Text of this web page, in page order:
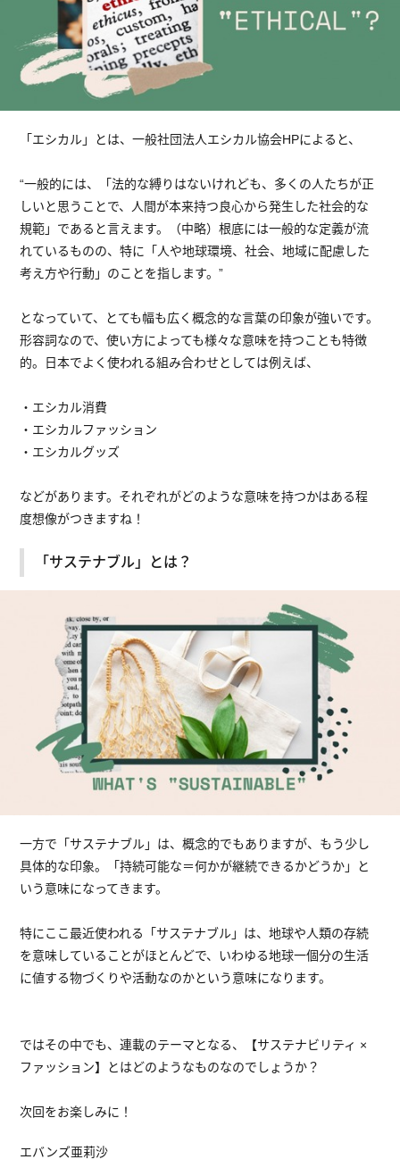
「エシカル」とは、一般社団法人エシカル協会HPによると、
“一般的には、「法的な縛りはないけれども、多くの人たちが正
しいと思うことで、人間が本来持つ良心から発生した社会的な
規範」であると言えます。（中略）根底には一般的な定義が流
れているものの、特に「人や地球環境、社会、地域に配慮した
考え方や行動」のことを指します。”
となっていて、とても幅も広く概念的な言葉の印象が強いです。
形容詞なので、使い方によっても様々な意味を持つことも特徴
的。日本でよく使われる組み合わせとしては例えば、
・エシカル消費
・エシカルファッション
・エシカルグッズ
などがあります。それぞれがどのような意味を持つかはある程
度想像がつきますね！
「サステナブル」とは？
一方で「サステナブル」は、概念的でもありますが、もう少し
具体的な印象。「持続可能な＝何かが継続できるかどうか」と
いう意味になってきます。
特にここ最近使われる「サステナブル」は、地球や人類の存続
を意味していることがほとんどで、いわゆる地球一個分の生活
に値する物づくりや活動なのかという意味になります。
ではその中でも、連載のテーマとなる、【サステナビリティ ×
ファッション】とはどのようなものなのでしょうか？
次回をお楽しみに！
エバンズ亜莉沙